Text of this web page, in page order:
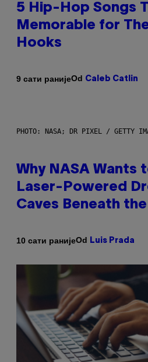
5 Hip-Hop Songs
Memorable for
Hooks
9 сати ранијеOd Caleb Catlin
PHOTO: NASA; DR PIXEL / GETTY
Why NASA Wants
Laser-Powered
Caves Beneath
10 сати ранијеOd Luis Prada